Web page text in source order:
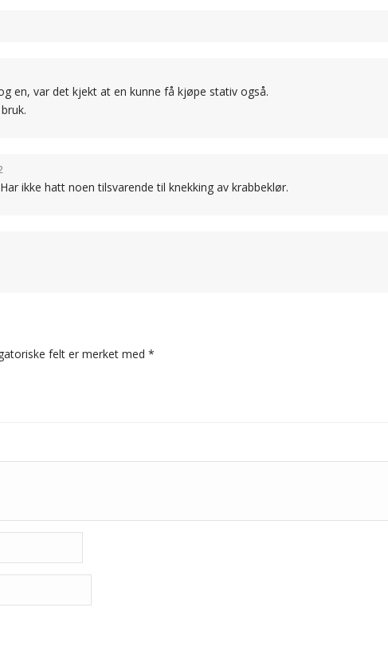
en, var det kjekt at en kunne få kjøpe stativ også.
ikke hatt noen tilsvarende til knekking av krabbeklør.
felt er merket med *